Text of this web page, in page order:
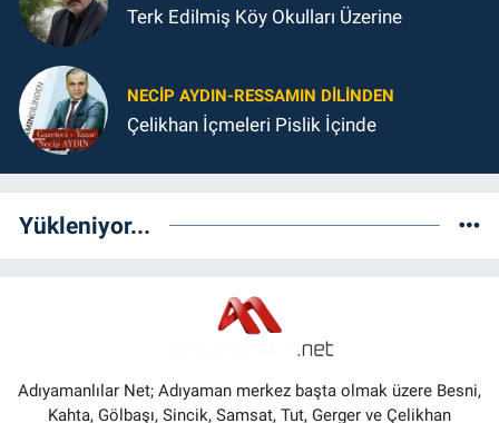
Terk Edilmiş Köy Okulları Üzerine
NECIP AYDIN-RESSAMIN DILINDEN
Çelikhan İçmeleri Pislik İçinde
Yükleniyor...
Adıyamanlılar Net; Adıyaman merkez başta olmak üzere Besni,
Kahta, Gölbaşı, Sincik, Samsat, Tut, Gerger ve Çelikhan